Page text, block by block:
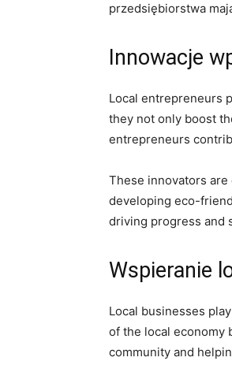
przedsiębiorstwa
Innowacje
Local entrepreneurs
they not only boost
entrepreneurs
These innovators
developing eco-
driving progress and
Wspieranie
Local businesses
of the local economy
community and